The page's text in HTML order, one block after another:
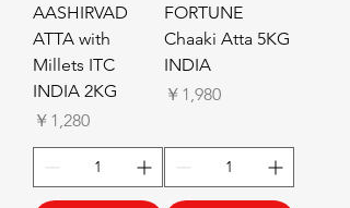
AASHIRVAD
ATTA with
Millets ITC
INDIA 2KG
価格
￥1,280
FORTUNE
Chaaki Atta 5KG
INDIA
価格
￥1,980